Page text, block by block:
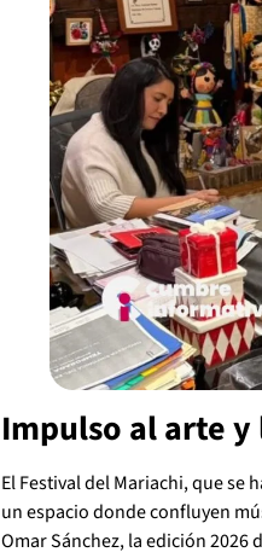
Impulso al arte
El Festival del Mariachi, que
un espacio donde confluyen
Omar Sánchez, la edición